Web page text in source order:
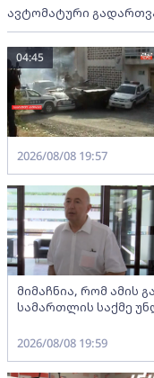
ავტომატური
04:45
2026/08/08 19:57
მიმაჩნია, რომ ამის
სამართლის საქმე
2026/08/08 19:59